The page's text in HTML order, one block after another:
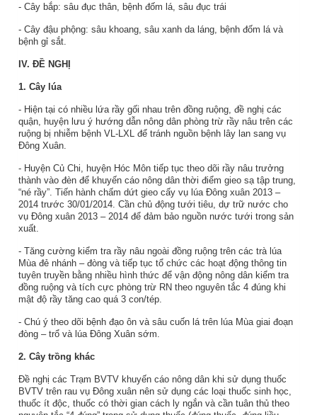
- Cây bắp: sâu đục thân, bệnh đốm lá, sâu đục trái
- Cây đậu phộng: sâu khoang, sâu xanh da láng, bệnh đốm lá và
bệnh gỉ sắt.
IV. ĐỀ NGHỊ
1. Cây lúa
- Hiện tại có nhiều lứa rầy gối nhau trên đồng ruộng, đề nghị các
quận, huyện lưu ý hướng dẫn nông dân phòng trừ rầy nâu trên các
ruộng bị nhiễm bệnh VL-LXL để tránh nguồn bệnh lây lan sang vụ
Đông Xuân.
- Huyện Củ Chi, huyện Hóc Môn tiếp tục theo dõi rầy nâu trưởng
thành vào đèn để khuyến cáo nông dân thời điểm gieo sạ tập trung,
“né rầy”. Tiến hành chấm dứt gieo cấy vụ lúa Đông xuân 2013 –
2014 trước 30/01/2014. Cần chủ động tưới tiêu, dự trữ nước cho
vụ Đông xuân 2013 – 2014 để đảm bảo nguồn nước tưới trong sản
xuất.
- Tăng cường kiểm tra rầy nâu ngoài đồng ruộng trên các trà lúa
Mùa đẻ nhánh – đòng và tiếp tục tổ chức các hoạt động thông tin
tuyên truyền bằng nhiều hình thức để vận động nông dân kiểm tra
đồng ruộng và tích cực phòng trừ RN theo nguyên tắc 4 đúng khi
mật độ rầy tăng cao quá 3 con/tép.
- Chú ý theo dõi bệnh đạo ôn và sâu cuốn lá trên lúa Mùa giai đoạn
đòng – trổ và lúa Đông Xuân sớm.
2. Cây trồng khác
Đề nghị các Trạm BVTV khuyến cáo nông dân khi sử dụng thuốc
BVTV trên rau vụ Đông xuân nên sử dụng các loại thuốc sinh học,
thuốc ít độc, thuốc có thời gian cách ly ngắn và cần tuân thủ theo